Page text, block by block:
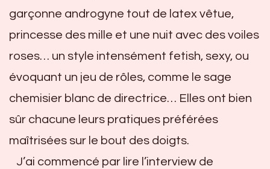
garçonne androgyne tout de latex vêtue,
princesse des mille et une nuit avec des voiles
roses… un style intensément fetish, sexy, ou
évoquant un jeu de rôles, comme le sage
chemisier blanc de directrice… Elles ont bien
sûr chacune leurs pratiques préférées
maîtrisées sur le bout des doigts.
J’ai commencé par lire l’interview de